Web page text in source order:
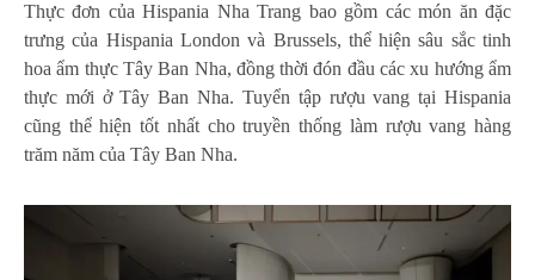
Thực đơn của Hispania Nha Trang bao gồm các món ăn đặc
trưng của Hispania London và Brussels, thể hiện sâu sắc tinh
hoa ẩm thực Tây Ban Nha, đồng thời đón đầu các xu hướng ẩm
thực mới ở Tây Ban Nha. Tuyển tập rượu vang tại Hispania
cũng thể hiện tốt nhất cho truyền thống làm rượu vang hàng
trăm năm của Tây Ban Nha.